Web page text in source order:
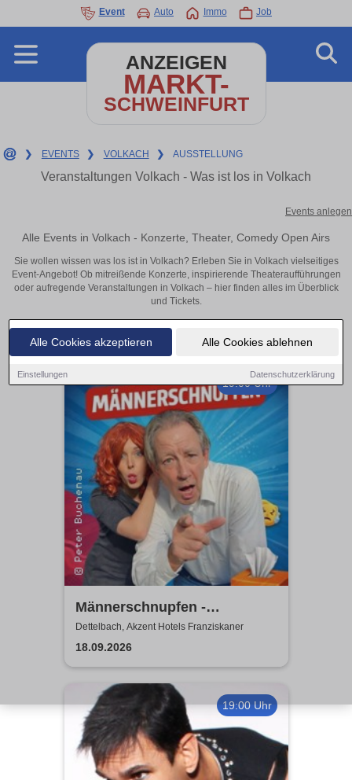
Alle Cookies akzeptieren Alle Cookies ablehnen
Einstellungen Datenschutzerklärung
Event Auto Immo Job
ANZEIGEN
MARKT-
SCHWEINFURT
❯ EVENTS ❯ VOLKACH ❯ AUSSTELLUNG
Veranstaltungen Volkach - Was ist los in Volkach
Events anlegen
Alle Events in Volkach - Konzerte, Theater, Comedy Open Airs
Sie wollen wissen was los ist in Volkach? Erleben Sie in Volkach vielseitiges
Event-Angebot! Ob mitreißende Konzerte, inspirierende Theateraufführungen
oder aufregende Veranstaltungen in Volkach – hier finden alles im Überblick
und Tickets.
19:00 Uhr
Männerschnupfen -
Buchenau Comedy Tour
Dettelbach, Akzent Hotels Franziskaner
18.09.2026
19:00 Uhr